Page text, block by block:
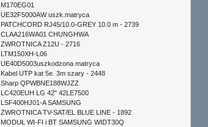
M170EG01
UE32F5000AW uszk.matryca
PATCHCORD RJ45/10.0-GREY 10.0 m - 2739
CLAA216WA01 CHUNGHWA
ZWROTNICA Z12U - 2716
LTM150XH-L06
UE40D5003uszkodzona matryca
Kabel UTP kat 5e. 3m szary - 2448
Sharp QPWBNE188WJZZ
LC420EUH LG 42" 42LE7500
LSF400HJ01-A SAMSUNG
ZWROTNICA TV-SAT/EL BLUE LINE - 1892
MODUŁ WI-FI i BT SAMSUNG WIDT30Q